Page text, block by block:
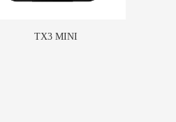
TX3 MINI